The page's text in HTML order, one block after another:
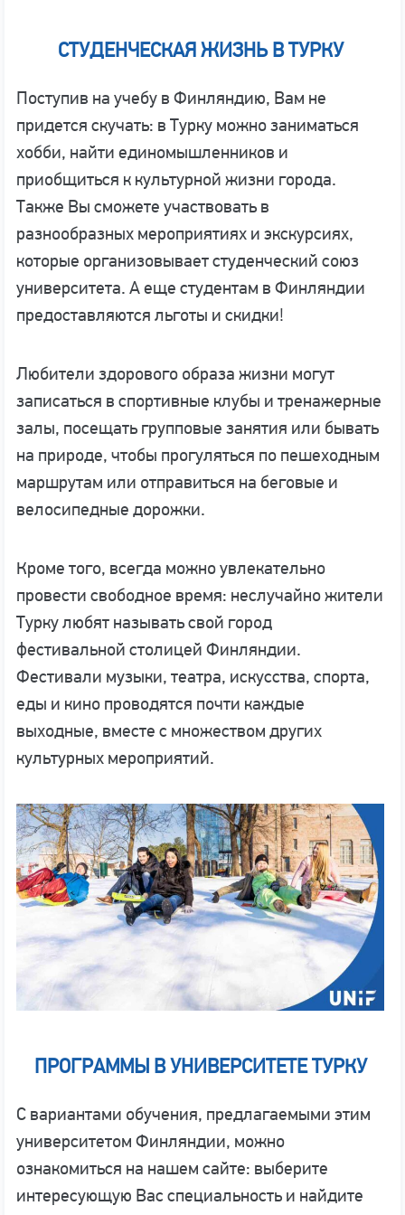
СТУДЕНЧЕСКАЯ ЖИЗНЬ В ТУРКУ
Поступив на учебу в Финляндию, Вам не
придется скучать: в Турку можно заниматься
хобби, найти единомышленников и
приобщиться к культурной жизни города.
Также Вы сможете участвовать в
разнообразных мероприятиях и экскурсиях,
которые организовывает студенческий союз
университета. А еще студентам в Финляндии
предоставляются льготы и скидки!
Любители здорового образа жизни могут
записаться в спортивные клубы и тренажерные
залы, посещать групповые занятия или бывать
на природе, чтобы прогуляться по пешеходным
маршрутам или отправиться на беговые и
велосипедные дорожки.
Кроме того, всегда можно увлекательно
провести свободное время: неслучайно жители
Турку любят называть свой город
фестивальной столицей Финляндии.
Фестивали музыки, театра, искусства, спорта,
еды и кино проводятся почти каждые
выходные, вместе с множеством других
культурных мероприятий.
ПРОГРАММЫ В УНИВЕРСИТЕТЕ ТУРКУ
С вариантами обучения, предлагаемыми этим
университетом Финляндии, можно
ознакомиться на нашем сайте: выберите
интересующую Вас специальность и найдите